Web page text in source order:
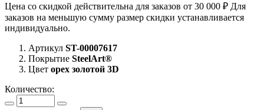
Цена со скидкой действительна для заказов от 30 000 ₽ Для
заказов на меньшую сумму размер скидки устанавливается
индивидуально.
Артикул ST-00007617
Покрытие SteelArt®
Цвет орех золотой 3D
Количество: